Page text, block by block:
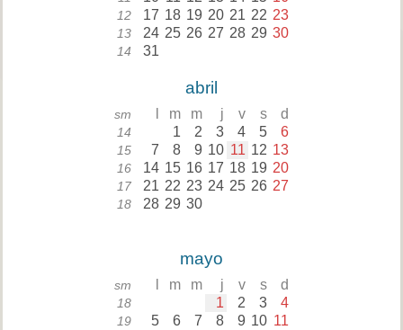
12 17 18 19 20 21 22 23
13 24 25 26 27 28 29 30
14 31
abril
sm m m j v s d
14 1 2 3 4 5 6
15 7 8 9 10 11 12 13
16 14 15 16 17 18 19 20
17 21 22 23 24 25 26 27
18 28 29 30
mayo
sm m m j v s d
18 1 2 3 4
19 5 6 7 8 9 10 11